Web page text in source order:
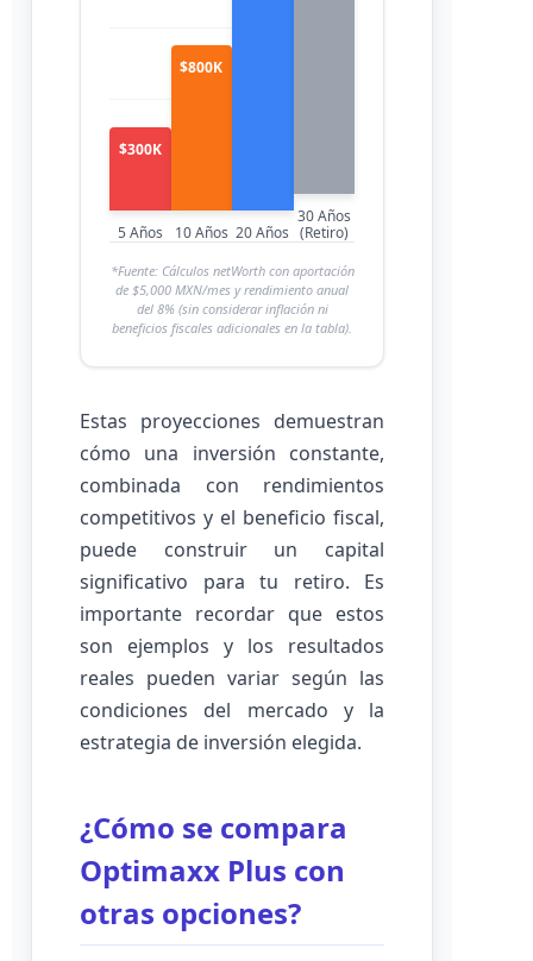
$300K
5 Años
$800K
10 Años 20 Años
30 Años
(Retiro)
*Fuente: Cálculos netWorth con aportación
de $5,000 MXN/mes y rendimiento anual
del 8% (sin considerar inflación ni
beneficios fiscales adicionales en la tabla).
Estas proyecciones demuestran
cómo una inversión constante,
combinada con rendimientos
competitivos y el beneficio fiscal,
puede construir un capital
significativo para tu retiro. Es
importante recordar que estos
son ejemplos y los resultados
reales pueden variar según las
condiciones del mercado y la
estrategia de inversión elegida.
¿Cómo se compara
Optimaxx Plus con
otras opciones?